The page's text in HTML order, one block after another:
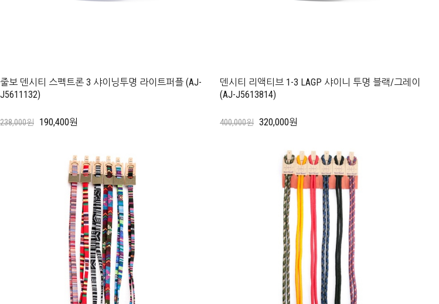
줄보 덴시티 스펙트론 3 샤이닝투명 라이트퍼플 (AJ-
J5611132)
238,000원 190,400원
덴시티 리액티브 1-3 LAGP 샤이니 투명 블랙/그레이
(AJ-J5613814)
400,000원 320,000원